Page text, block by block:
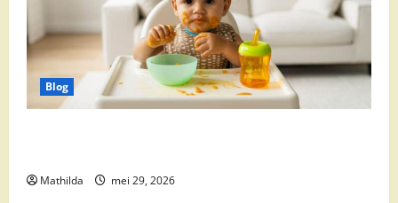
Blog
Mathilda mei 29, 2026